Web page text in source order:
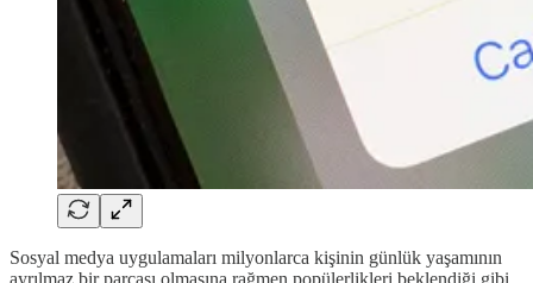
Sosyal medya uygulamaları milyonlarca kişinin günlük yaşamının
ayrılmaz bir parçası olmasına rağmen popülerlikleri beklendiği gibi